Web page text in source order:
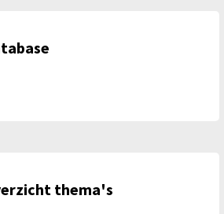
Gezondheidsverkenning
thema's